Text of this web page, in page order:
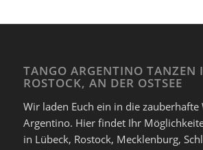
TANGO ARGENTINO TANZEN
ROSTOCK, AN DER OSTSEE
Wir laden Euch ein in die zauberhafte
Argentino. Hier findet Ihr
in Lübeck, Rostock, Mecklenburg,